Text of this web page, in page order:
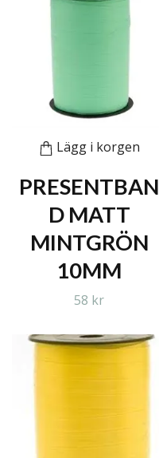
Lägg i korgen
PRESENTBAN
D MATT
MINTGRÖN
10MM
58 kr